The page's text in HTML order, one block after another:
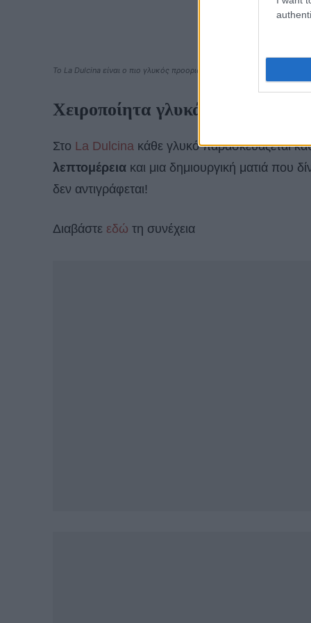
To La Dulcina είναι ο πιο γλυκός προορισμός στο Ρέθυμνο
Χειροποίητα γλυκά με
Στο La Dulcina κάθε γλυκό παρασκευάζεται
λεπτομέρεια και μια δημιουργική ματιά που
δεν αντιγράφεται!
Διαβάστε εδώ τη συνέχεια